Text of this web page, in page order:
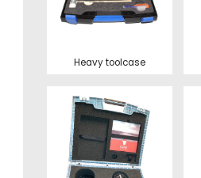
Heavy toolcase